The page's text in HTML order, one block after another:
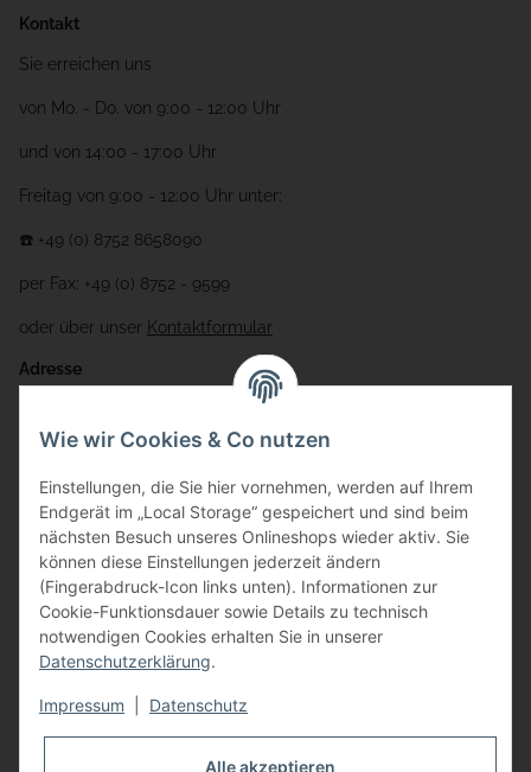
Kontakt
Sie erreichen uns
von Mo. - Do. von 9:00 - 12:00 Uhr
und von 14:00 - 17:00 Uhr
Freitag von 9:00 - 12:00 Uhr unter:
☎️ +49 (0) 8752 8658090
per Fax: +49 (0) 8752 - 9599
oder über unser Kontaktformular
Adresse
Gewerbering 17
84072 Au i.d. Hallertau
info@bauer-tore.de
Vertrag widerrufen
Wie wir Cookies & Co nutzen
Einstellungen, die Sie hier vornehmen, werden auf Ihrem
Endgerät im „Local Storage“ gespeichert und sind beim
nächsten Besuch unseres Onlineshops wieder aktiv. Sie
können diese Einstellungen jederzeit ändern
(Fingerabdruck-Icon links unten). Informationen zur
Cookie-Funktionsdauer sowie Details zu technisch
notwendigen Cookies erhalten Sie in unserer
Datenschutzerklärung.
Impressum Datenschutz
Alle akzeptieren